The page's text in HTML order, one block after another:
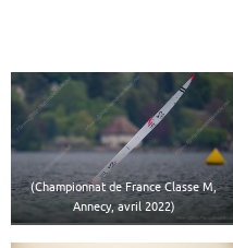
(Championnat de France Classe M,
Annecy, avril 2022)